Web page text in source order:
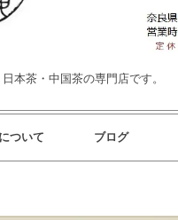
本茶・中国茶の専門店です。
ついて ブログ